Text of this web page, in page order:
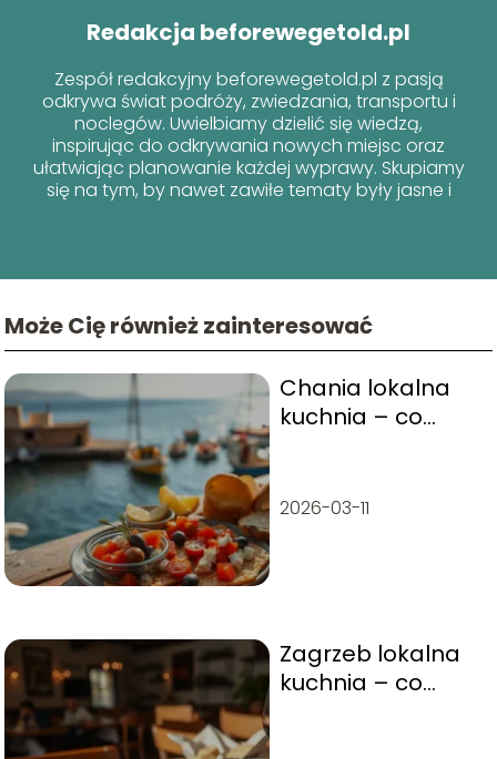
Redakcja beforewegetold.pl
Zespół redakcyjny beforewegetold.pl z pasją
odkrywa świat podróży, zwiedzania, transportu i
noclegów. Uwielbiamy dzielić się wiedzą,
inspirując do odkrywania nowych miejsc oraz
ułatwiając planowanie każdej wyprawy. Skupiamy
się na tym, by nawet zawiłe tematy były jasne i
Może Cię również zainteresować
Chania lokalna
kuchnia – co
2026-03-11
Zagrzeb lokalna
kuchnia – co